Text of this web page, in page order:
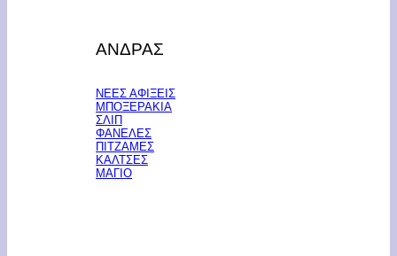
ΑΝΔΡΑΣ
ΝΕΕΣ ΑΦΙΞΕΙΣ
ΜΠΟΞΕΡΑΚΙΑ
ΣΛΙΠ
ΦΑΝΕΛΕΣ
ΠΙΤΖΑΜΕΣ
ΚΑΛΤΣΕΣ
ΜΑΓΙΟ